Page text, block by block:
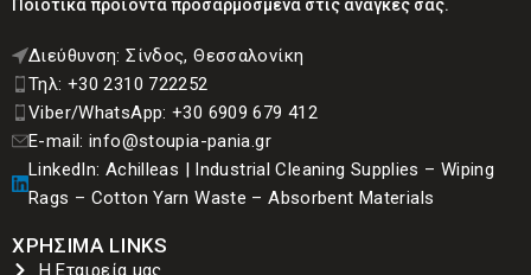
λίτρων.
Ποιοτικά προϊόντα προσαρμοσμένα στις ανάγκες σας.
Διεύθυνση: Σίνδος, Θεσσαλονίκη
Τηλ: +30 2310 722252
Viber/WhatsApp: +30 6909 679 412
E-mail: info@stoupia-pania.gr
LinkedIn: Achilleas | Industrial Cleaning Supplies – Wiping
Rags – Cotton Yarn Waste – Absorbent Materials
ΧΡΗΣΙΜA LINKS
Η Εταιρεία μας